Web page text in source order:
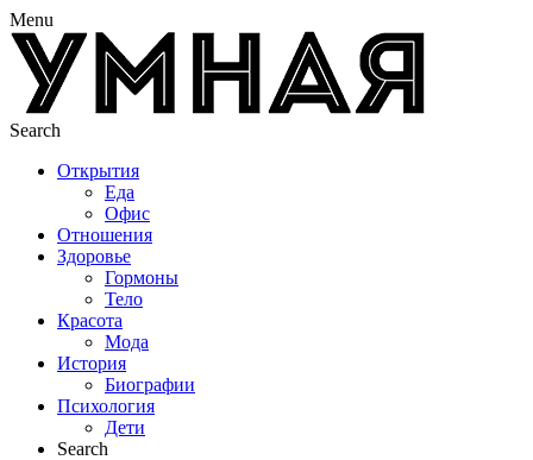
Menu
Search
Открытия
Еда
Офис
Отношения
Здоровье
Гормоны
Тело
Красота
Мода
История
Биографии
Психология
Дети
Search